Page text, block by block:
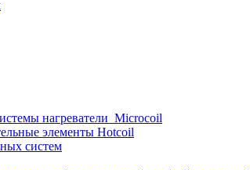
нагреватели_Microcoil
элементы Hotcoil
систем